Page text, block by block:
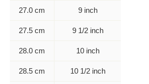
27.0 cm 9 inch
27.5 cm 9 1/2 inch
28.0 cm 10 inch
28.5 cm 10 1/2 inch